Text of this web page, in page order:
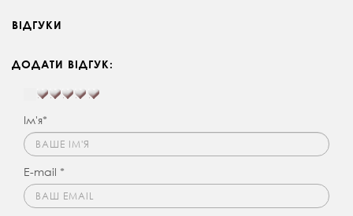
ВІДГУКИ
ДОДАТИ ВІДГУК:
Ім'я*
E-mail *